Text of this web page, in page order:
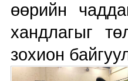
өөрийн
хандлагыг
зохион